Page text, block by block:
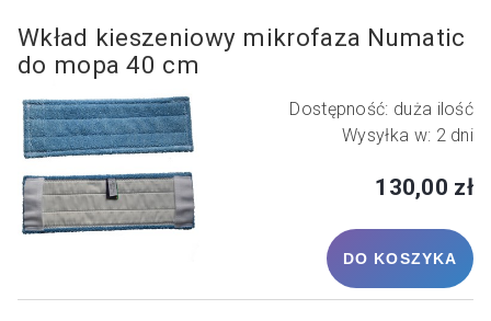
Wkład kieszeniowy mikrofaza Numatic
do mopa 40 cm
Dostępność: duża ilość
Wysyłka w: 2 dni
130,00 zł
DO KOSZYKA